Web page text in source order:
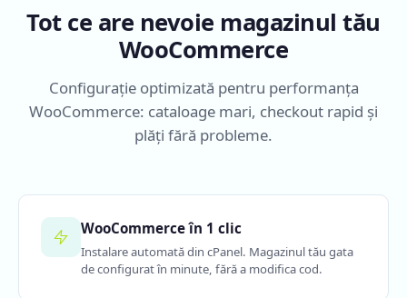
Tot ce are nevoie magazinul tău
WooCommerce
Configurație optimizată pentru performanța
WooCommerce: cataloage mari, checkout rapid și
plăți fără probleme.
WooCommerce în 1 clic
Instalare automată din cPanel. Magazinul tău gata
de configurat în minute, fără a modifica cod.